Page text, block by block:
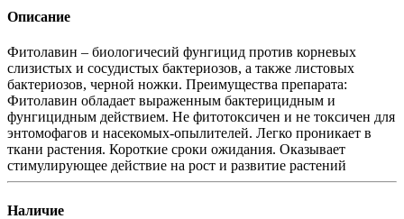
Описание
Фитолавин – биологичесий фунгицид против корневых
слизистых и сосудистых бактериозов, а также листовых
бактериозов, черной ножки. Преимущества препарата:
Фитолавин обладает выраженным бактерицидным и
фунгицидным действием. Не фитотоксичен и не токсичен для
энтомофагов и насекомых-опылителей. Легко проникает в
ткани растения. Короткие сроки ожидания. Оказывает
стимулирующее действие на рост и развитие растений
Наличие